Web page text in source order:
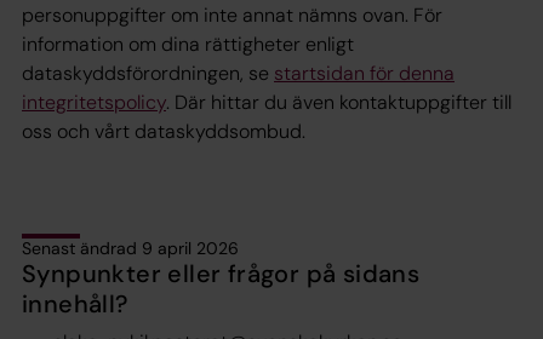
personuppgifter om inte annat nämns ovan. För
information om dina rättigheter enligt
dataskyddsförordningen, se startsidan för denna
integritetspolicy. Där hittar du även kontaktuppgifter till
oss och vårt dataskyddsombud.
Senast ändrad 9 april 2026
Synpunkter eller frågor på sidans
innehåll?